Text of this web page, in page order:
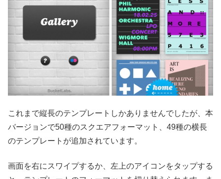
これまで縦長のテンプレートしかありませんでしたが、本
バージョンで50種のスクエアフォーマット、49種の横長
のテンプレートが追加されています。
画面を右にスワイプするか、左上のアイコンをタップする